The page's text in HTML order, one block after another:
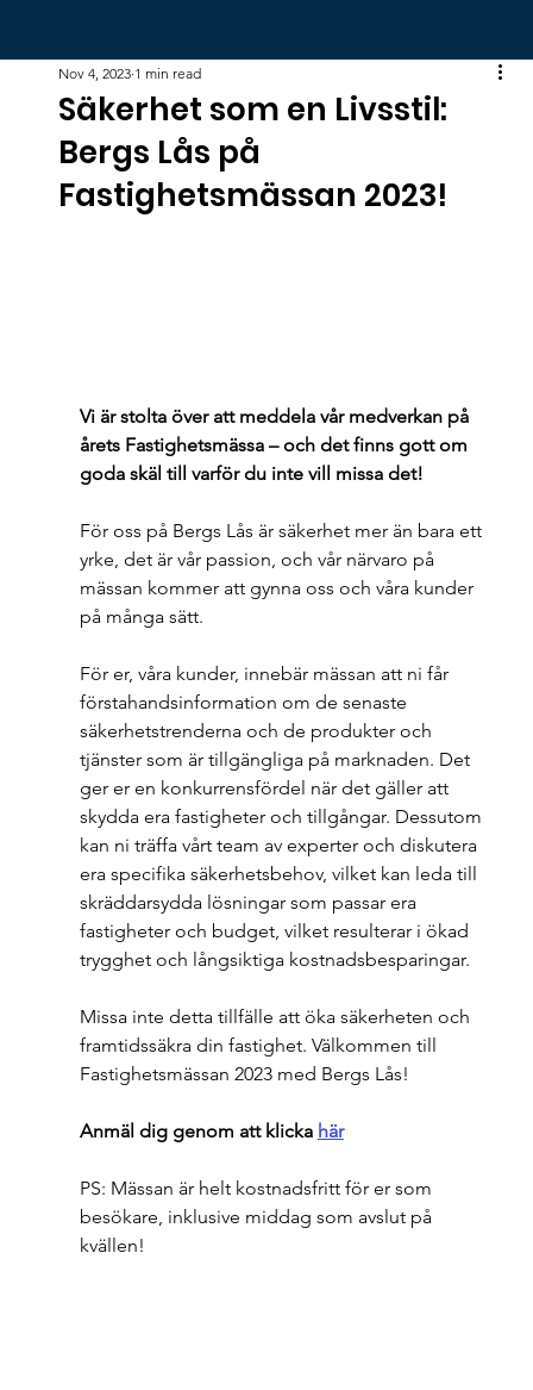
Säkerhet som en Livsstil:
Bergs Lås på
Fastighetsmässan 2023!
Nov 4, 2023 1 min read
Vi är stolta över att meddela vår medverkan på
årets Fastighetsmässa – och det finns gott om
goda skäl till varför du inte vill missa det!
För oss på Bergs Lås är säkerhet mer än bara ett
yrke, det är vår passion, och vår närvaro på
mässan kommer att gynna oss och våra kunder
på många sätt.
För er, våra kunder, innebär mässan att ni får
förstahandsinformation om de senaste
säkerhetstrenderna och de produkter och
tjänster som är tillgängliga på marknaden. Det
ger er en konkurrensfördel när det gäller att
skydda era fastigheter och tillgångar. Dessutom
kan ni träffa vårt team av experter och diskutera
era specifika säkerhetsbehov, vilket kan leda till
skräddarsydda lösningar som passar era
fastigheter och budget, vilket resulterar i ökad
trygghet och långsiktiga kostnadsbesparingar.
Missa inte detta tillfälle att öka säkerheten och
framtidssäkra din fastighet. Välkommen till
Fastighetsmässan 2023 med Bergs Lås!
Anmäl dig genom att klicka här
PS: Mässan är helt kostnadsfritt för er som
besökare, inklusive middag som avslut på
kvällen!